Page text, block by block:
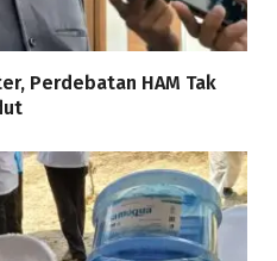
Perdebatan HAM Tak